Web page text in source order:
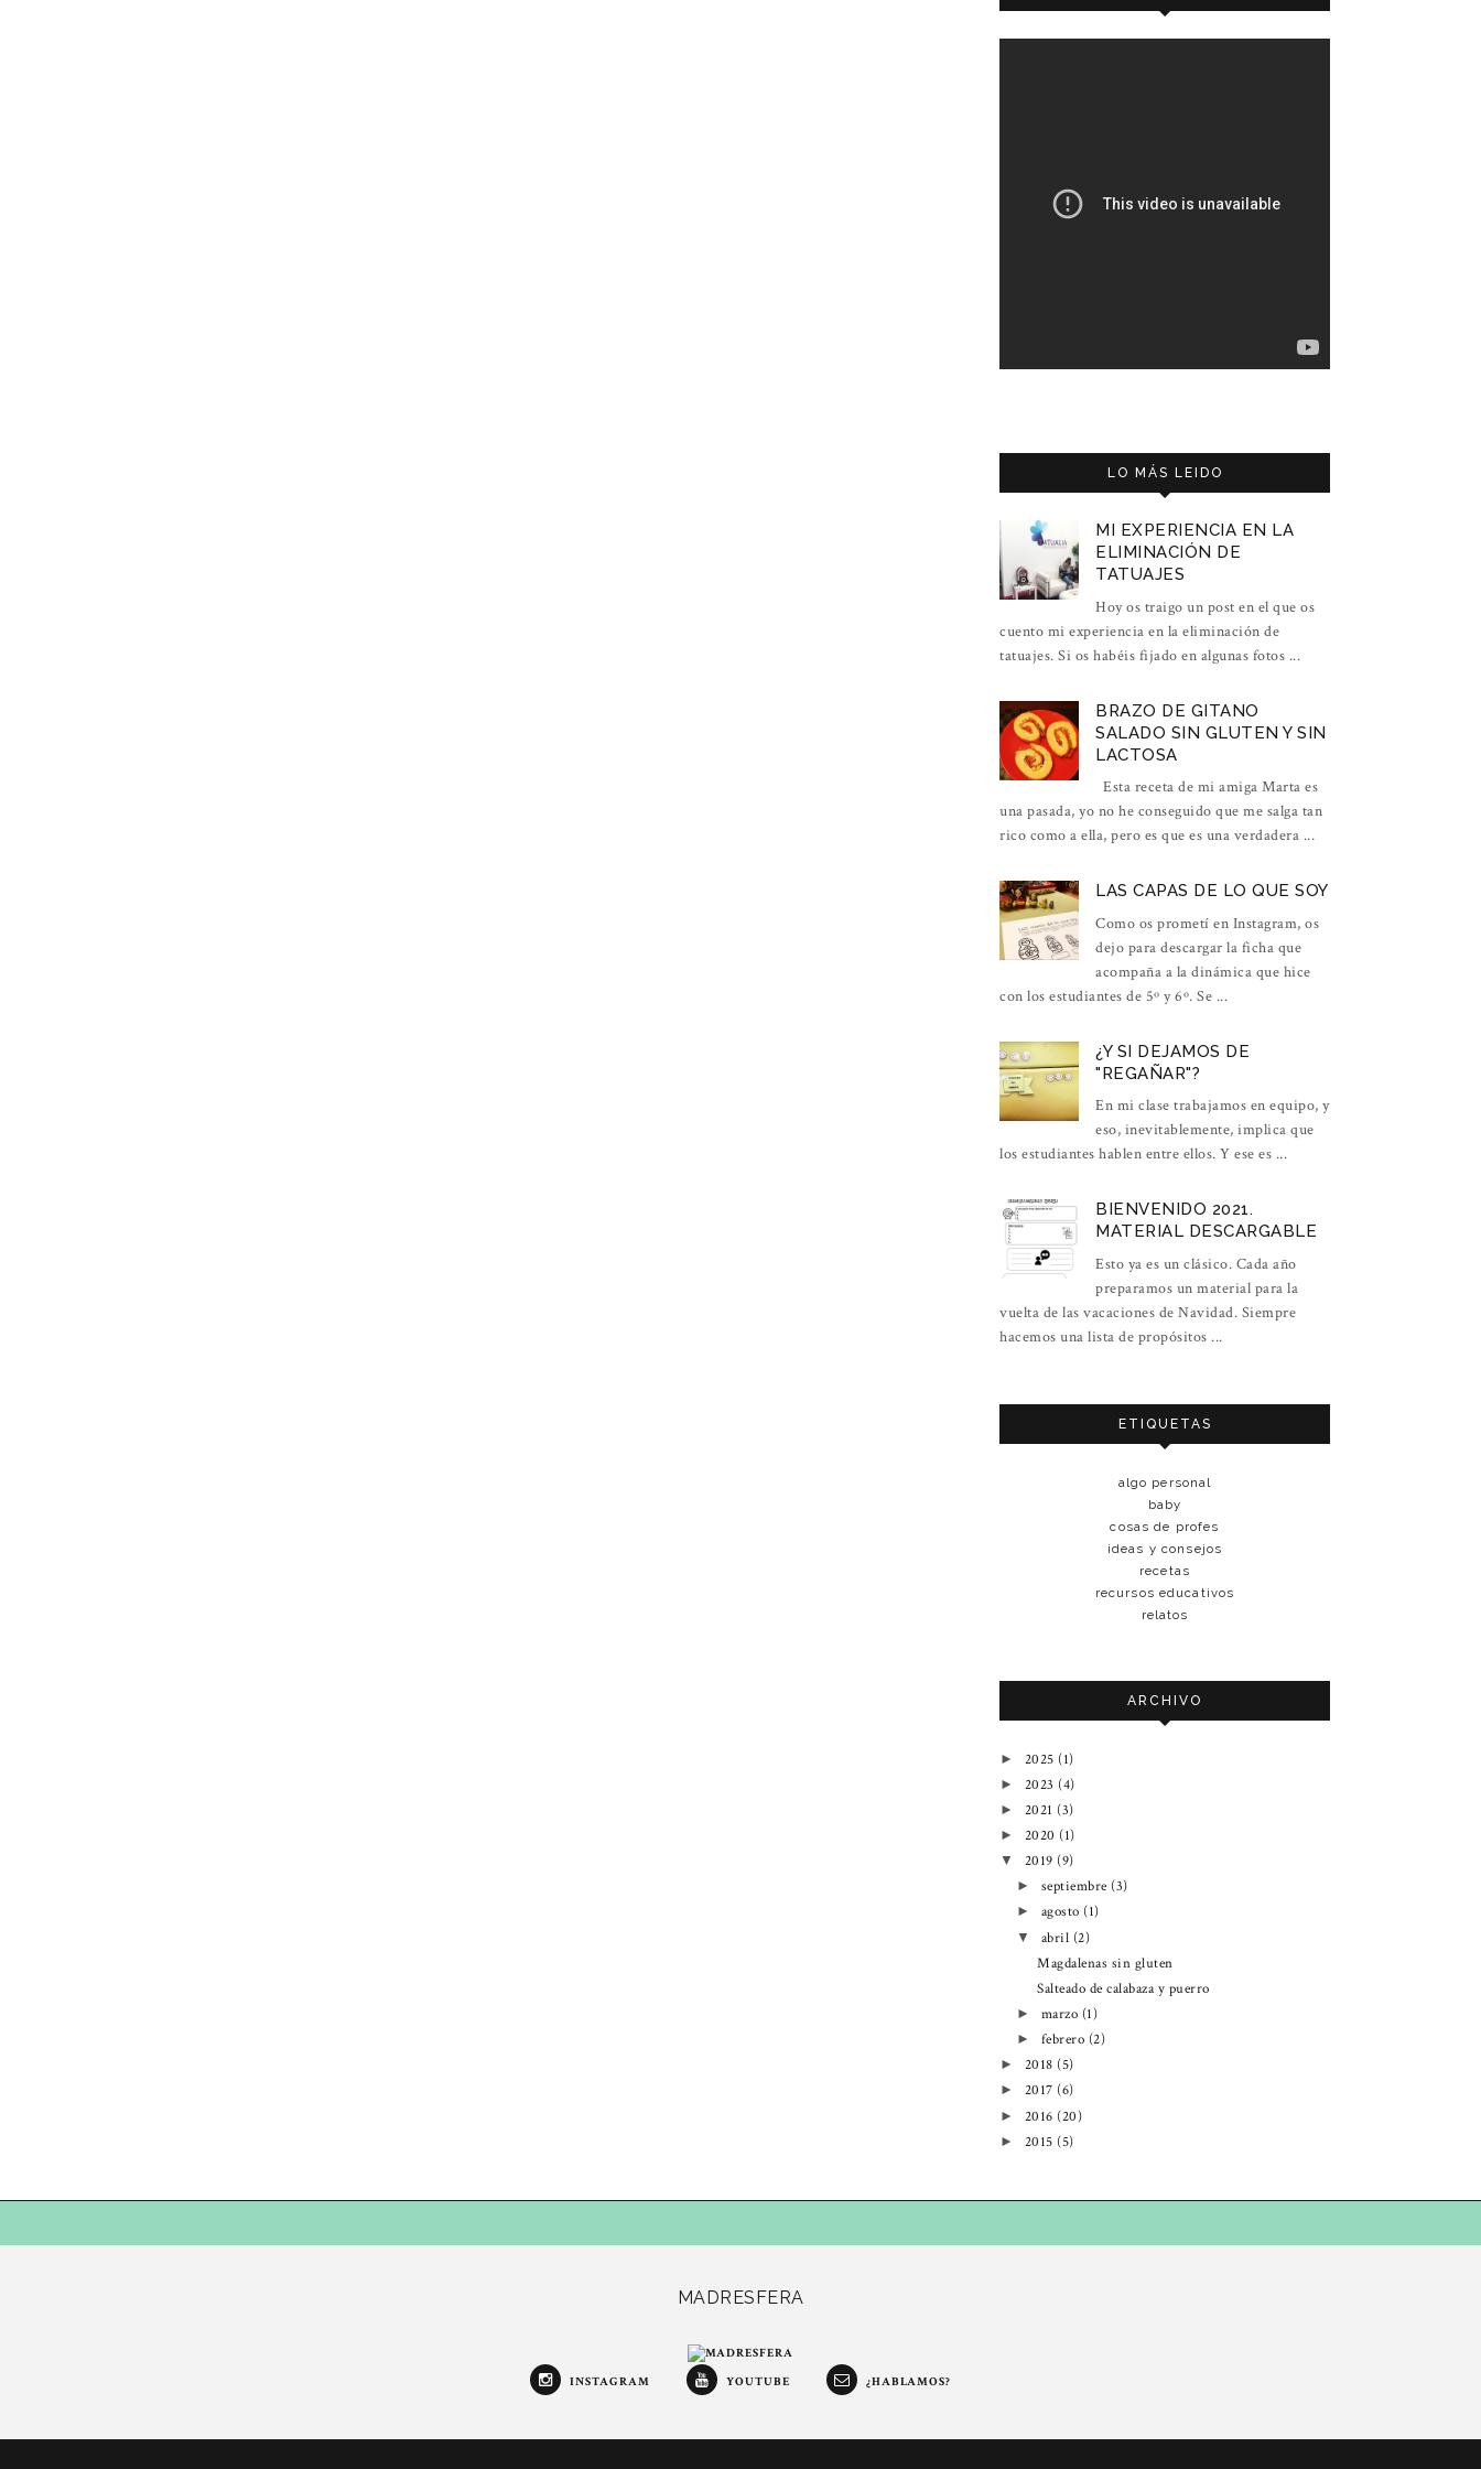
LO MÁS LEIDO
MI EXPERIENCIA EN LA
ELIMINACIÓN DE
TATUAJES
Hoy os traigo un post en el que os
cuento mi experiencia en la eliminación de
tatuajes. Si os habéis fijado en algunas fotos ...
BRAZO DE GITANO
SALADO SIN GLUTEN Y SIN
LACTOSA
Esta receta de mi amiga Marta es
una pasada, yo no he conseguido que me salga tan
rico como a ella, pero es que es una verdadera ...
LAS CAPAS DE LO QUE SOY
Como os prometí en Instagram, os
dejo para descargar la ficha que
acompaña a la dinámica que hice
con los estudiantes de 5º y 6º. Se ...
¿Y SI DEJAMOS DE
"REGAÑAR"?
En mi clase trabajamos en equipo, y
eso, inevitablemente, implica que
los estudiantes hablen entre ellos. Y ese es ...
BIENVENIDO 2021.
MATERIAL DESCARGABLE
Esto ya es un clásico. Cada año
preparamos un material para la
vuelta de las vacaciones de Navidad. Siempre
hacemos una lista de propósitos ...
ETIQUETAS
algo personal
baby
cosas de profes
ideas y consejos
recetas
recursos educativos
relatos
ARCHIVO
► 2025 (1)
► 2023 (4)
► 2021 (3)
► 2020 (1)
▼ 2019 (9)
► septiembre (3)
► agosto (1)
▼ abril (2)
Magdalenas sin gluten
Salteado de calabaza y puerro
► marzo (1)
► febrero (2)
► 2018 (5)
► 2017 (6)
► 2016 (20)
► 2015 (5)
MADRESFERA
INSTAGRAM YOUTUBE ¿HABLAMOS?